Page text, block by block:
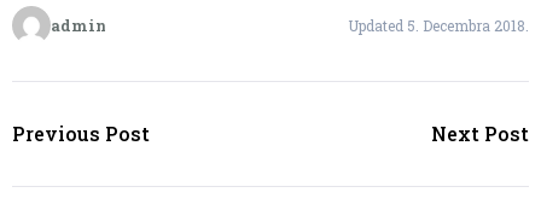
admin Updated 5. Decembra 2018.
Previous Post Next Post